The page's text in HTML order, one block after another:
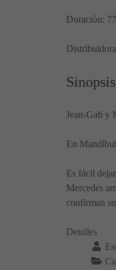
Duración:
Jean-Gab y
En
Es fácil
Mercedes
confirman
Detalles